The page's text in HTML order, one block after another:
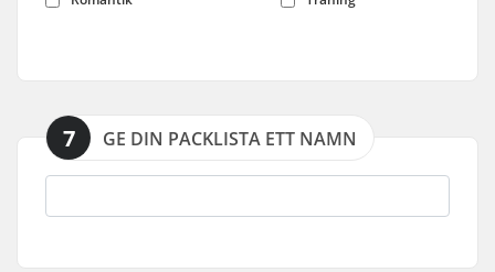
7 GE DIN PACKLISTA ETT NAMN